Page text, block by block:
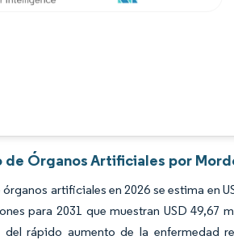
de Órganos Artificiales por
artificiales en 2026 se estima en
para 2031 que muestran USD 49,67
del rápido aumento de la enfermedad